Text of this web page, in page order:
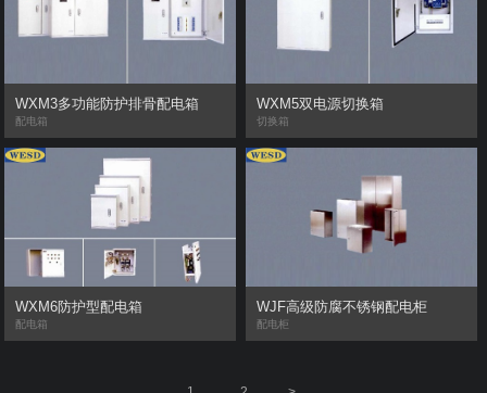
WXM3多功能防护排骨配电箱
配电箱
WXM5双电源切换箱
切换箱
WXM6防护型配电箱
配电箱
WJF高级防腐不锈钢配电柜
配电柜
灯具
雷达
充电桩